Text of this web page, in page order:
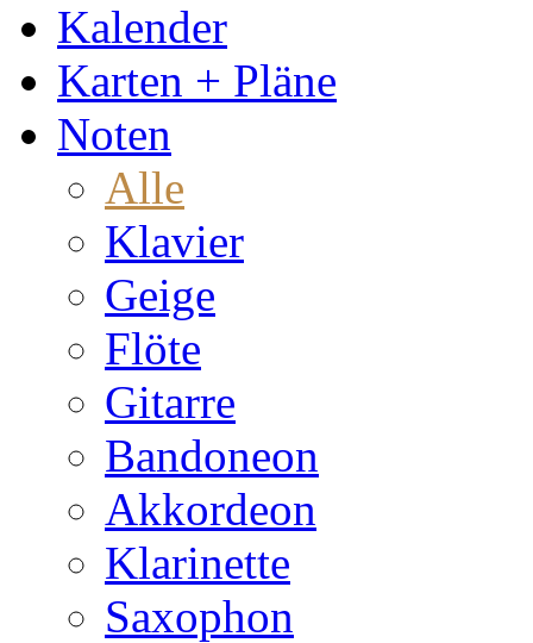
Kalender
Karten + Pläne
Noten
Alle
Klavier
Geige
Flöte
Gitarre
Bandoneon
Akkordeon
Klarinette
Saxophon